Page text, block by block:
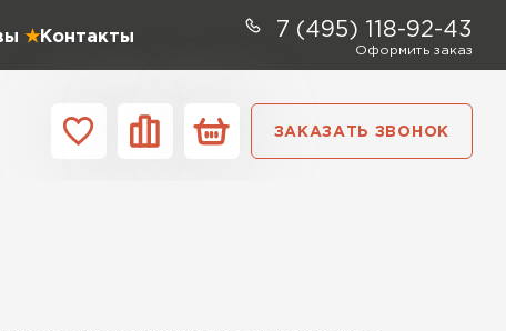
Контакты 7 (495) 118-92-43
Оформить заказ
ЗАКАЗАТЬ ЗВОНОК
Контакты